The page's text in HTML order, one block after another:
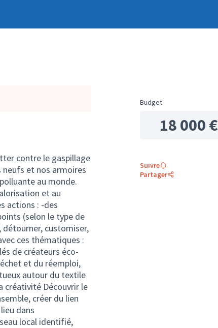
contre le gaspillage
et nos armoires
au monde.
et au
actions : -des
(selon le type de
customiser,
ces thématiques :
de créateurs éco-
et du réemploi,
autour du textile
créativité Découvrir le
créer du lien
dans
local identifié,
Budget
18 000 €
Suivre
Partager